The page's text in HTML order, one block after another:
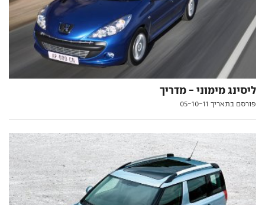
ליסינג מימוני - מדריך
פורסם בתאריך 05-10-11